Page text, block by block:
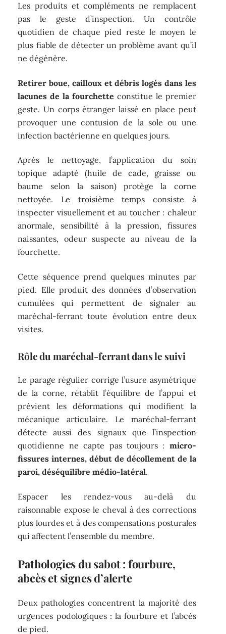
Les produits et compléments ne remplacent
pas le geste d’inspection. Un contrôle
quotidien de chaque pied reste le moyen le
plus fiable de détecter un problème avant qu’il
ne dégénère.
Retirer boue, cailloux et débris logés dans les
lacunes de la fourchette constitue le premier
geste. Un corps étranger laissé en place peut
provoquer une contusion de la sole ou une
infection bactérienne en quelques jours.
Après le nettoyage, l’application du soin
topique adapté (huile de cade, graisse ou
baume selon la saison) protège la corne
nettoyée. Le troisième temps consiste à
inspecter visuellement et au toucher : chaleur
anormale, sensibilité à la pression, fissures
naissantes, odeur suspecte au niveau de la
fourchette.
Cette séquence prend quelques minutes par
pied. Elle produit des données d’observation
cumulées qui permettent de signaler au
maréchal-ferrant toute évolution entre deux
visites.
Rôle du maréchal-ferrant dans le suivi
Le parage régulier corrige l’usure asymétrique
de la corne, rétablit l’équilibre de l’appui et
prévient les déformations qui modifient la
mécanique articulaire. Le maréchal-ferrant
détecte aussi des signaux que l’inspection
quotidienne ne capte pas toujours : micro-
fissures internes, début de décollement de la
paroi, déséquilibre médio-latéral.
Espacer les rendez-vous au-delà du
raisonnable expose le cheval à des corrections
plus lourdes et à des compensations posturales
qui affectent l’ensemble du membre.
Pathologies du sabot : fourbure,
abcès et signes d’alerte
Deux pathologies concentrent la majorité des
urgences podologiques : la fourbure et l’abcès
de pied.